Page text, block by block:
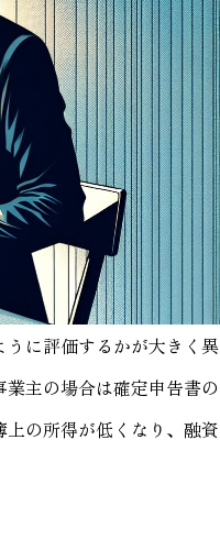
に評価するかが大きく異
主の場合は確定申告書の
の所得が低くなり、融資